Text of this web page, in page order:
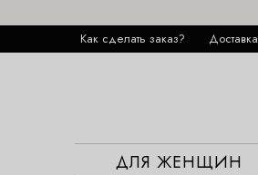
Как сделать заказ? Доставка
ДЛЯ ЖЕНЩИН